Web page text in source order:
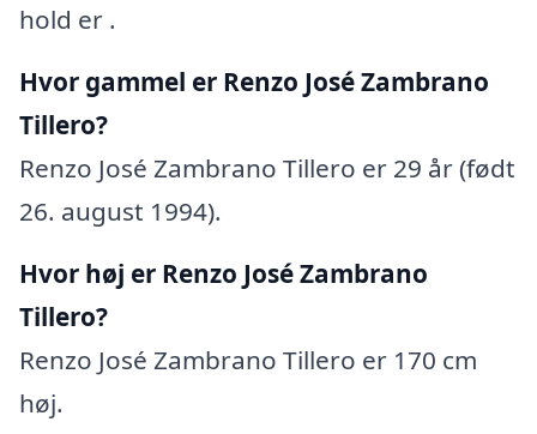
hold er .
Hvor gammel er Renzo José Zambrano
Tillero?
Renzo José Zambrano Tillero er 29 år (født
26. august 1994).
Hvor høj er Renzo José Zambrano
Tillero?
Renzo José Zambrano Tillero er 170 cm
høj.